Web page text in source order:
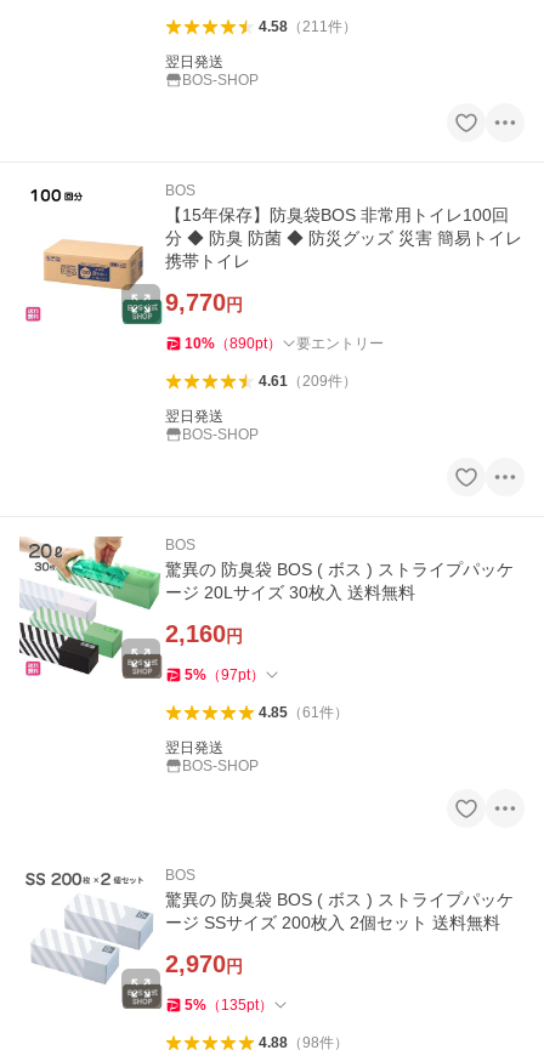
4.58（211件）
翌日発送
BOS-SHOP
BOS
【15年保存】防臭袋BOS 非常用トイレ100回
分 ◆ 防臭 防菌 ◆ 防災グッズ 災害 簡易トイレ
携帯トイレ
9,770円
10% （890pt） 要エントリー
4.61（209件）
翌日発送
BOS-SHOP
BOS
驚異の 防臭袋 BOS ( ボス ) ストライプパッケ
ージ 20Lサイズ 30枚入 送料無料
2,160円
5% （97pt）
4.85（61件）
翌日発送
BOS-SHOP
BOS
驚異の 防臭袋 BOS ( ボス ) ストライプパッケ
ージ SSサイズ 200枚入 2個セット 送料無料
2,970円
5% （ 135pt）
4.88（98件）